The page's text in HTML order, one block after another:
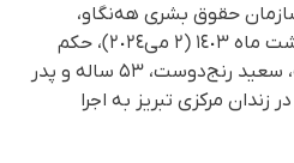
حقوق بشری هه‌نگاو،
سحرگاه پنج‌شنبه ١٣ اردیبهشت ماه ١٤٠٣ (٢ می‌٢٠٢٤)، حکم
اعدام مهدی حبیبی، ٤٠ ساله، سعید رنج‌دوست، ۵٣ ساله و پدر
زندان مرکزی تبریز به اجرا